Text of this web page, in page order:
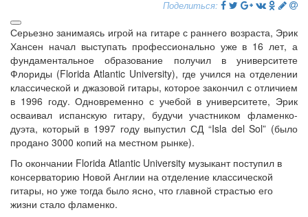
Поделиться:
Серьезно занимаясь игрой на гитаре с раннего возраста, Эрик
Хансен начал выступать профессионально уже в 16 лет, а
фундаментальное образование получил в университете
Флориды (Florida Atlantic University), где учился на отделении
классической и джазовой гитары, которое закончил с отличием
в 1996 году. Одновременно с учебой в университете, Эрик
осваивал испанскую гитару, будучи участником фламенко-
дуэта, который в 1997 году выпустил СД “Isla del Sol” (было
продано 3000 копий на местном рынке).
По окончании Florida Atlantic University музыкант поступил в
консерваторию Новой Англии на отделение классической
гитары, но уже тогда было ясно, что главной страстью его
жизни стало фламенко.